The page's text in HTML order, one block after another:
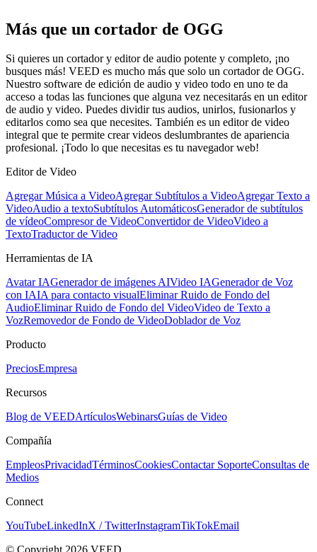
Más que un cortador de OGG
Si quieres un cortador y editor de audio potente y completo, ¡no
busques más! VEED es mucho más que solo un cortador de OGG.
Nuestro software de edición de audio y video todo en uno te da
acceso a todas las funciones que alguna vez necesitarás en un editor
de audio y video. Puedes dividir tus audios, unirlos, fusionarlos y
editarlos como sea que necesites. También es un editor de video
integral que te permite crear videos deslumbrantes de apariencia
profesional. ¡Todo lo que necesitas es tu navegador web!
Editor de Video
Agregar Música a VideoAgregar Subtítulos a VideoAgregar Texto a
VideoAudio a textoSubtítulos AutomáticosGenerador de subtítulos
de vídeoCompresor de VideoConvertidor de VideoVideo a
TextoTraductor de Video
Herramientas de IA
Avatar IAGenerador de imágenes AIVideo IAGenerador de Voz
con IAIA para contacto visualEliminar Ruido de Fondo del
AudioEliminar Ruido de Fondo del VideoVideo de Texto a
VozRemovedor de Fondo de VideoDoblador de Voz
Producto
PreciosEmpresa
Recursos
Blog de VEEDArtículosWebinarsGuías de Video
Compañía
EmpleosPrivacidadTérminosCookiesContactar SoporteConsultas de
Medios
Connect
YouTubeLinkedInX / TwitterInstagramTikTokEmail